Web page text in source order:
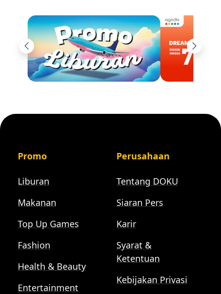
Previous Next
Promo
Liburan
Makanan
Top Up Games
Fashion
Health & Beauty
Entertainment
Perusahaan
Tentang DOKU
Siaran Pers
Karir
Syarat &
Ketentuan
Kebijakan Privasi